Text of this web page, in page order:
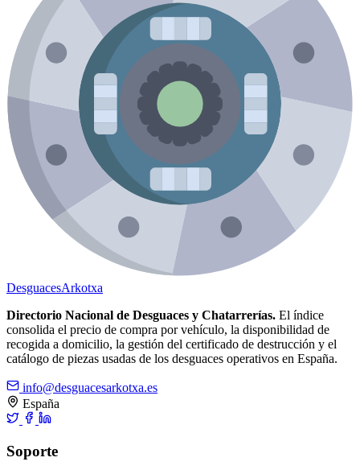
DesguacesArkotxa
Directorio Nacional de Desguaces y Chatarrerías. El índice
consolida el precio de compra por vehículo, la disponibilidad de
recogida a domicilio, la gestión del certificado de destrucción y el
catálogo de piezas usadas de los desguaces operativos en España.
info@desguacesarkotxa.es
España
Soporte